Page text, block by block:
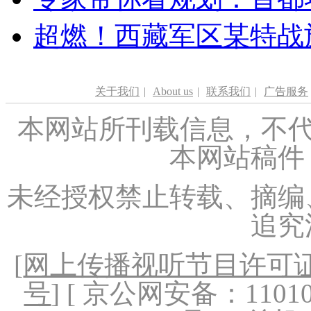
超燃！西藏军区某特
关于我们 | About us | 联系我们 | 广告服务
本网站所刊载信息，不
本网站稿
未经授权禁止转载、摘
追
[网上传播视听节目许可
号] [ 京公网安备：